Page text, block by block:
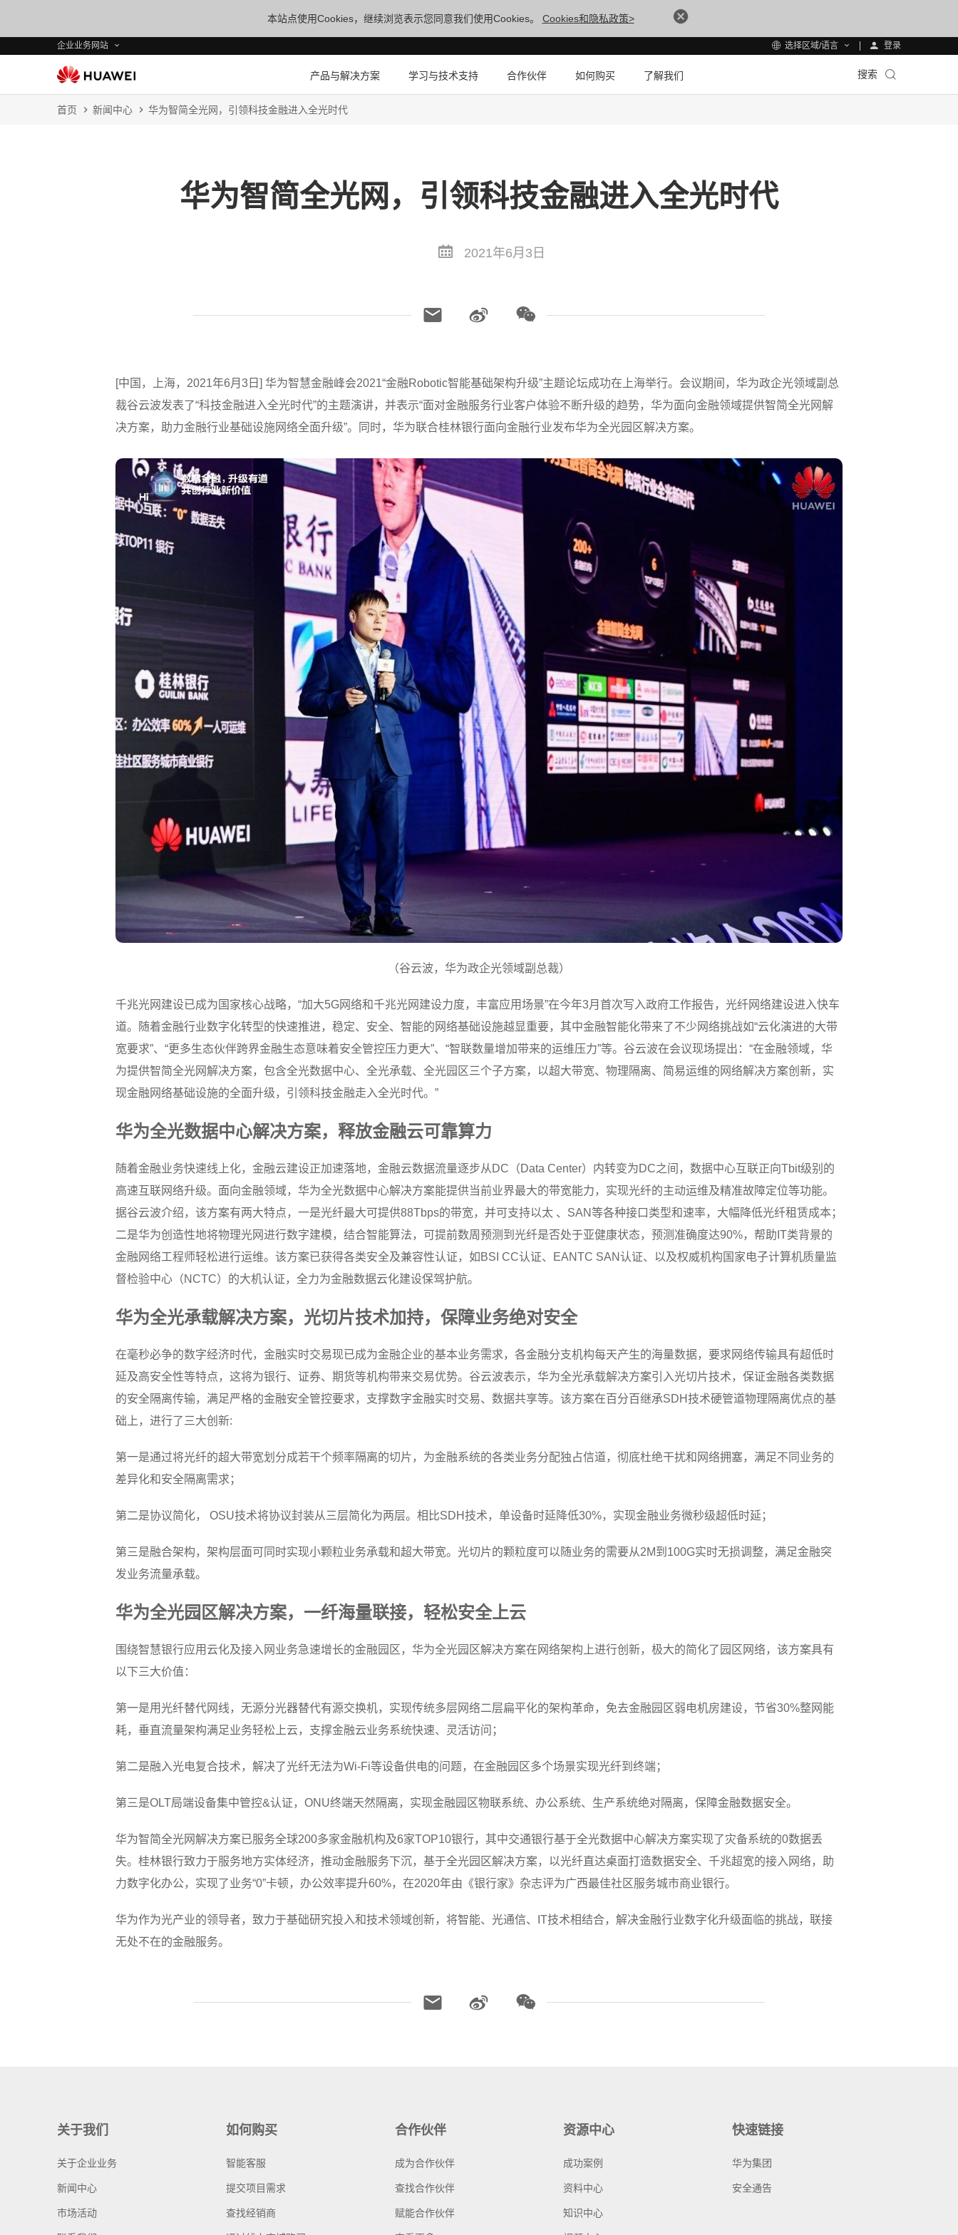
本站点使用Cookies，继续浏览表示您同意我们使用Cookies。 Cookies和隐私政策>
企业业务网站 选择区域/语言 登录
产品与解决方案 学习与技术支持 合作伙伴 如何购买 了解我们 搜索
首页 新闻中心 华为智简全光网，引领科技金融进入全光时代
华为智简全光网，引领科技金融进入全光时代
2021年6月3日
[中国，上海，2021年6月3日] 华为智慧金融峰会2021“金融Robotic智能基础架构升级”主题论坛成功在上海举行。会议期间，华为政企光领域副总
裁谷云波发表了“科技金融进入全光时代”的主题演讲，并表示“面对金融服务行业客户体验不断升级的趋势，华为面向金融领域提供智简全光网解
决方案，助力金融行业基础设施网络全面升级”。同时，华为联合桂林银行面向金融行业发布华为全光园区解决方案。
（谷云波，华为政企光领域副总裁）
千兆光网建设已成为国家核心战略，“加大5G网络和千兆光网建设力度，丰富应用场景”在今年3月首次写入政府工作报告，光纤网络建设进入快车
道。随着金融行业数字化转型的快速推进，稳定、安全、智能的网络基础设施越显重要，其中金融智能化带来了不少网络挑战如“云化演进的大带
宽要求”、“更多生态伙伴跨界金融生态意味着安全管控压力更大”、“智联数量增加带来的运维压力”等。谷云波在会议现场提出：“在金融领域，华
为提供智简全光网解决方案，包含全光数据中心、全光承载、全光园区三个子方案，以超大带宽、物理隔离、简易运维的网络解决方案创新，实
现金融网络基础设施的全面升级，引领科技金融走入全光时代。”
华为全光数据中心解决方案，释放金融云可靠算力
随着金融业务快速线上化，金融云建设正加速落地，金融云数据流量逐步从DC（Data Center）内转变为DC之间，数据中心互联正向Tbit级别的
高速互联网络升级。面向金融领域，华为全光数据中心解决方案能提供当前业界最大的带宽能力，实现光纤的主动运维及精准故障定位等功能。
据谷云波介绍，该方案有两大特点，一是光纤最大可提供88Tbps的带宽，并可支持以太 、SAN等各种接口类型和速率，大幅降低光纤租赁成本；
二是华为创造性地将物理光网进行数字建模，结合智能算法，可提前数周预测到光纤是否处于亚健康状态，预测准确度达90%，帮助IT类背景的
金融网络工程师轻松进行运维。该方案已获得各类安全及兼容性认证，如BSI CC认证、EANTC SAN认证、以及权威机构国家电子计算机质量监
督检验中心（NCTC）的大机认证，全力为金融数据云化建设保驾护航。
华为全光承载解决方案，光切片技术加持，保障业务绝对安全
在毫秒必争的数字经济时代，金融实时交易现已成为金融企业的基本业务需求，各金融分支机构每天产生的海量数据，要求网络传输具有超低时
延及高安全性等特点，这将为银行、证券、期货等机构带来交易优势。谷云波表示，华为全光承载解决方案引入光切片技术，保证金融各类数据
的安全隔离传输，满足严格的金融安全管控要求，支撑数字金融实时交易、数据共享等。该方案在百分百继承SDH技术硬管道物理隔离优点的基
础上，进行了三大创新:
第一是通过将光纤的超大带宽划分成若干个频率隔离的切片，为金融系统的各类业务分配独占信道，彻底杜绝干扰和网络拥塞，满足不同业务的
差异化和安全隔离需求；
第二是协议简化， OSU技术将协议封装从三层简化为两层。相比SDH技术，单设备时延降低30%，实现金融业务微秒级超低时延；
第三是融合架构，架构层面可同时实现小颗粒业务承载和超大带宽。光切片的颗粒度可以随业务的需要从2M到100G实时无损调整，满足金融突
发业务流量承载。
华为全光园区解决方案，一纤海量联接，轻松安全上云
围绕智慧银行应用云化及接入网业务急速增长的金融园区，华为全光园区解决方案在网络架构上进行创新，极大的简化了园区网络，该方案具有
以下三大价值：
第一是用光纤替代网线，无源分光器替代有源交换机，实现传统多层网络二层扁平化的架构革命，免去金融园区弱电机房建设，节省30%整网能
耗，垂直流量架构满足业务轻松上云，支撑金融云业务系统快速、灵活访问；
第二是融入光电复合技术，解决了光纤无法为Wi-Fi等设备供电的问题，在金融园区多个场景实现光纤到终端；
第三是OLT局端设备集中管控&认证，ONU终端天然隔离，实现金融园区物联系统、办公系统、生产系统绝对隔离，保障金融数据安全。
华为智简全光网解决方案已服务全球200多家金融机构及6家TOP10银行，其中交通银行基于全光数据中心解决方案实现了灾备系统的0数据丢
失。桂林银行致力于服务地方实体经济，推动金融服务下沉，基于全光园区解决方案，以光纤直达桌面打造数据安全、千兆超宽的接入网络，助
力数字化办公，实现了业务“0”卡顿，办公效率提升60%，在2020年由《银行家》杂志评为广西最佳社区服务城市商业银行。
华为作为光产业的领导者，致力于基础研究投入和技术领域创新，将智能、光通信、IT技术相结合，解决金融行业数字化升级面临的挑战，联接
无处不在的金融服务。
关于我们
关于企业业务
新闻中心
市场活动
如何购买
智能客服
提交项目需求
查找经销商
合作伙伴
成为合作伙伴
查找合作伙伴
赋能合作伙伴
资源中心
成功案例
资料中心
知识中心
快速链接
华为集团
安全通告